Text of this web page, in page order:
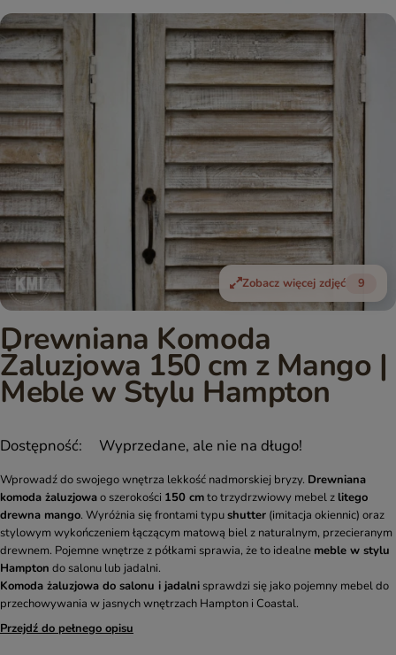
Zobacz więcej zdjęć 9
Drewniana Komoda
Żaluzjowa 150 cm z Mango |
Meble w Stylu Hampton
Dostępność: Wyprzedane, ale nie na długo!
Wprowadź do swojego wnętrza lekkość nadmorskiej bryzy. Drewniana
komoda żaluzjowao szerokości 150 cmto trzydrzwiowy mebel z litego
drewna mango. Wyróżnia się frontami typushutter (imitacja okiennic) oraz
stylowym wykończeniem łączącym matową biel z naturalnym, przecieranym
drewnem. Pojemne wnętrze z półkami sprawia, że to idealne meble w stylu
Hampton do salonu lub jadalni.
Komoda żaluzjowa do salonu i jadalni sprawdzi się jako pojemny mebel do
przechowywania w jasnych wnętrzach Hampton i Coastal.
Przejdź do pełnego opisu